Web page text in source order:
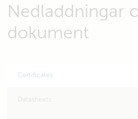
Nedladdningar
dokument
Certificates